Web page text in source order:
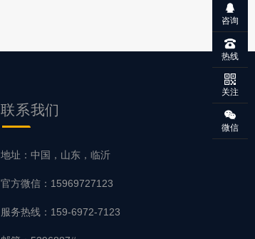
联系我们
地址：中国，山东，临沂
官方微信：15969727123
服务热线：159-6972-7123
咨询
热线
关注
微信